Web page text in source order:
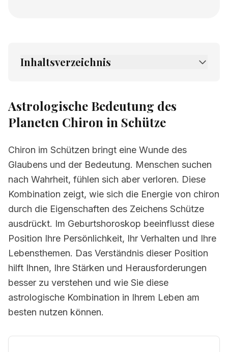
Inhaltsverzeichnis
2. Verwandte Seiten
Astrologische Bedeutung des
Planeten Chiron in Schütze
Chiron im Schützen bringt eine Wunde des
Glaubens und der Bedeutung. Menschen suchen
nach Wahrheit, fühlen sich aber verloren. Diese
Kombination zeigt, wie sich die Energie von chiron
durch die Eigenschaften des Zeichens Schütze
ausdrückt. Im Geburtshoroskop beeinflusst diese
Position Ihre Persönlichkeit, Ihr Verhalten und Ihre
Lebensthemen. Das Verständnis dieser Position
hilft Ihnen, Ihre Stärken und Herausforderungen
besser zu verstehen und wie Sie diese
astrologische Kombination in Ihrem Leben am
besten nutzen können.